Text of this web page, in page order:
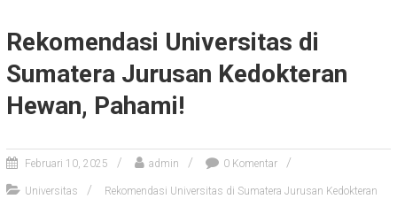
Rekomendasi Universitas di
Sumatera Jurusan Kedokteran
Hewan, Pahami!
Februari 10, 2025 admin 0 Komentar
Universitas Rekomendasi Universitas di Sumatera Jurusan Kedokteran